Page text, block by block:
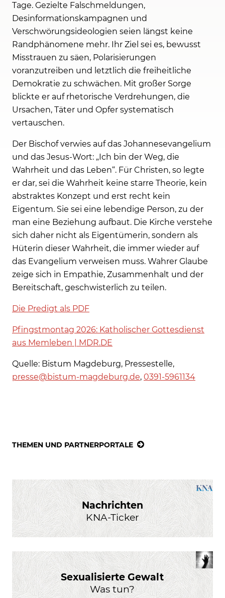
Tage. Gezielte Falschmeldungen,
Desinformationskampagnen und
Verschwörungsideologien seien längst keine
Randphänomene mehr. Ihr Ziel sei es, bewusst
Misstrauen zu säen, Polarisierungen
voranzutreiben und letztlich die freiheitliche
Demokratie zu schwächen. Mit großer Sorge
blickte er auf rhetorische Verdrehungen, die
Ursachen, Täter und Opfer systematisch
vertauschen.
Der Bischof verwies auf das Johannesevangelium
und das Jesus-Wort: „Ich bin der Weg, die
Wahrheit und das Leben“. Für Christen, so legte
er dar, sei die Wahrheit keine starre Theorie, kein
abstraktes Konzept und erst recht kein
Eigentum. Sie sei eine lebendige Person, zu der
man eine Beziehung aufbaut. Die Kirche verstehe
sich daher nicht als Eigentümerin, sondern als
Hüterin dieser Wahrheit, die immer wieder auf
das Evangelium verweisen muss. Wahrer Glaube
zeige sich in Empathie, Zusammenhalt und der
Bereitschaft, geschwisterlich zu teilen.
Die Predigt als PDF
Pfingstmontag 2026: Katholischer Gottesdienst
aus Memleben | MDR.DE
Quelle: Bistum Magdeburg, Pressestelle,
presse@bistum-magdeburg.de, 0391-5961134
THEMEN UND PARTNERPORTALE
Nachrichten
KNA-Ticker
Sexualisierte Gewalt
Was tun?